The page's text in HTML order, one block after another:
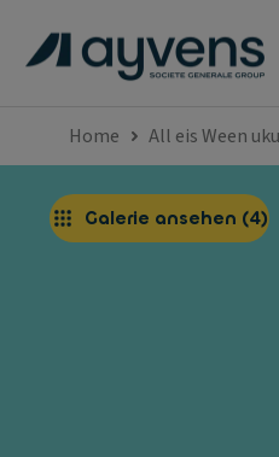
Home All eis Ween
Galerie ansehen (4)